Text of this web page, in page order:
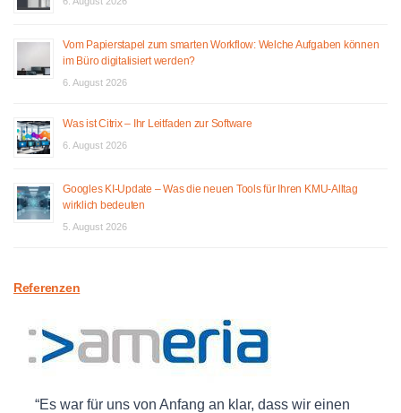
Vom Papierstapel zum smarten Workflow: Welche Aufgaben können
im Büro digitalisiert werden?
6. August 2026
Was ist Citrix – Ihr Leitfaden zur Software
6. August 2026
Googles KI-Update – Was die neuen Tools für Ihren KMU-Alltag
wirklich bedeuten
5. August 2026
Referenzen
Es war für uns von Anfang an klar, dass wir einen